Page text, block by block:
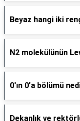
Beyaz hangi iki
N2 molekülünün
0'ın 0'a bölümü
Dekanlık ve